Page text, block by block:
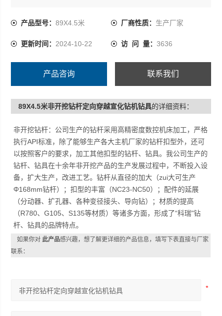
扣型外，还可以按照客户的要求，加工其他扣型的钻杆、
产发展过程中，不断投入设备，扩大生产，改进工艺。钻
（NC23-NC50）；配件的延展（分动器、扩孔器、各种变
产品型号：89X4.5米 厂商性质： 生产厂家
更新时间： 2024-10-22 访 问 量： 3636
产品咨询 联系我们
89X4.5米非开挖钻杆定向穿越宣化钻机钻具的详细资料：
非开挖钻杆：公司生产的钻杆采用高精密度数控机床加工，严格
执行API标准，除了能够生产各大主机厂家的钻杆扣型外，还可
以按照客户的要求，加工其他扣型的钻杆、钻具。我公司生产的
钻杆、钻具在十余年非开挖产品的生产发展过程中，不断投入设
备，扩大生产，改进工艺。钻杆从直径的加大（zui大可生产
Φ168mm钻杆）；扣型的丰富（NC23-NC50）；配件的延展
（分动器、扩孔器、各种变径接头、导向钻）；材质的提高
（R780、G105、S135等材质）等诸多方面，形成了“科瑞"钻
杆、钻具的品牌特点。
如果你对此产品感兴趣，想了解更详细的产品信息，填写下表直接与厂家
联系：